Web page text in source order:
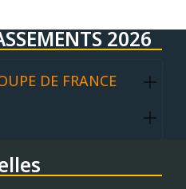
2026
DE FRANCE